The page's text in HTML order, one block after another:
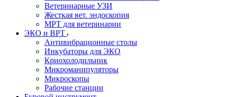
Ветеринарные УЗИ
Жесткая вет. эндоскопия
МРТ для ветеринарии
ЭКО и ВРТ
Антивибрационные столы
Инкубаторы для ЭКО
Криохолодильник
Микроманипуляторы
Микроскопы
Рабочие станции